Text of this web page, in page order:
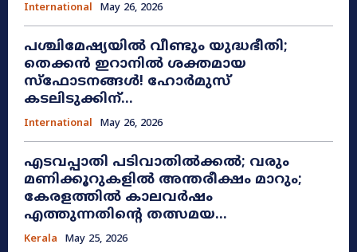
International May 26, 2026
പശ്ചിമേഷ്യയിൽ വീണ്ടും യുദ്ധഭീതി;
തെക്കൻ ഇറാനിൽ ശക്തമായ
സ്ഫോടനങ്ങൾ! ഹോർമുസ്
കടലിടുക്കിന്...
International May 26, 2026
എടവപ്പാതി പടിവാതിൽക്കൽ; വരും
മണിക്കൂറുകളിൽ അന്തരീക്ഷം മാറും;
കേരളത്തിൽ കാലവർഷം
എത്തുന്നതിന്റെ തത്സമയ...
Kerala May 25, 2026